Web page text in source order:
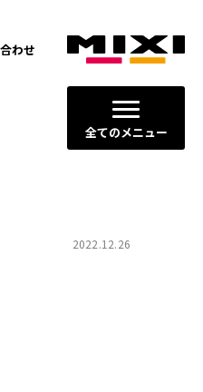
全てのメニュー
わせ
2022.12.26